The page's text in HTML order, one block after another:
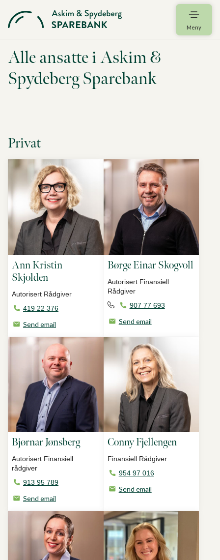
Meny
Alle ansatte i Askim &
Spydeberg Sparebank
Privat
Ann Kristin
Skjolden
Autorisert Rådgiver
419 22 376
Send email
Børge Einar Skogvoll
Autorisert Finansiell
Rådgiver
907 77 693
Send email
Bjørnar Jønsberg
Autorisert Finansiell
rådgiver
913 95 789
Send email
Conny Fjellengen
Finansiell Rådgiver
954 97 016
Send email